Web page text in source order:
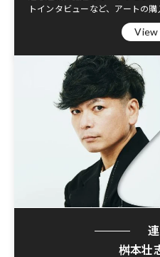
トインタビューなど、アートの
っておいて損なしのコンテンツ
View
桝本壮